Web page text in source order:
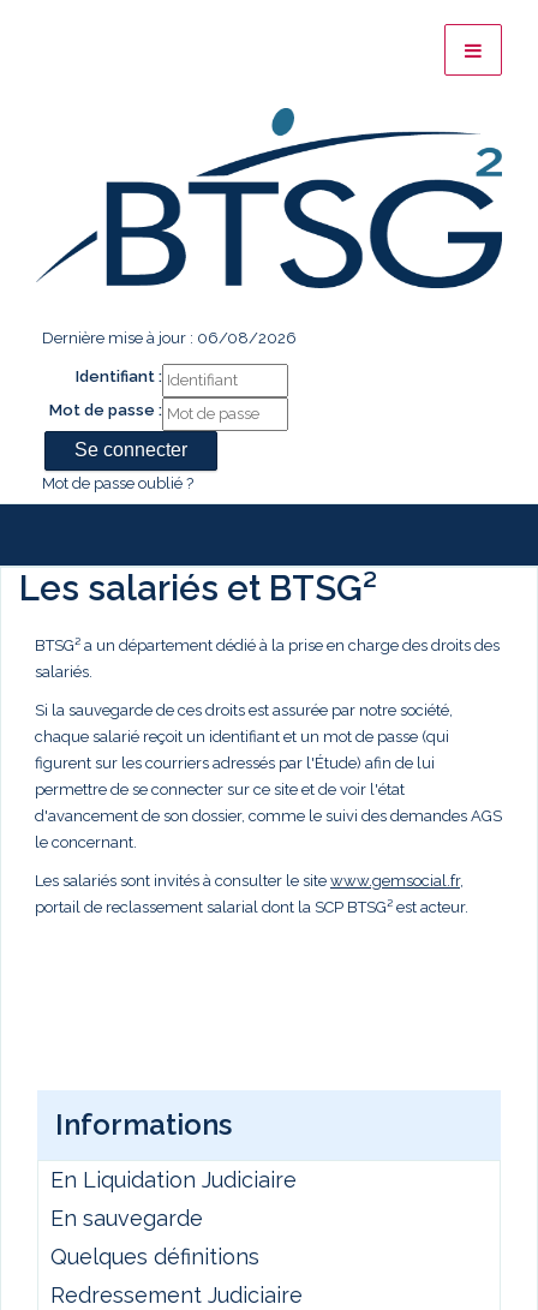
Dernière mise à jour : 06/08/2026
Identifiant :
Mot de passe :
Mot de passe oublié ?
Les salariés et BTSG²
BTSG² a un département dédié à la prise en charge des droits des
salariés.
Si la sauvegarde de ces droits est assurée par notre société,
chaque salarié reçoit un identifiant et un mot de passe (qui
figurent sur les courriers adressés par l'Étude) afin de lui
permettre de se connecter sur ce site et de voir l'état
d'avancement de son dossier, comme le suivi des demandes AGS
le concernant.
Les salariés sont invités à consulter le site www.gemsocial.fr,
portail de reclassement salarial dont la SCP BTSG² est acteur.
Informations
En Liquidation Judiciaire
En sauvegarde
Quelques définitions
Redressement Judiciaire